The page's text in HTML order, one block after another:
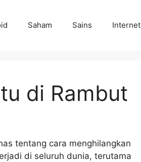
Saham Sains Internet
di Rambut
tentang cara menghilangkan
di seluruh dunia, terutama